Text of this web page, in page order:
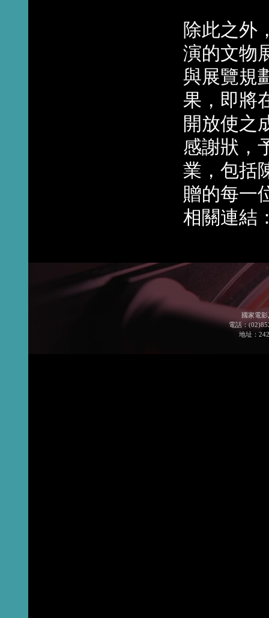
除此之外
演的文物
與展覽規
果，即將
開放使之
感謝狀，
業，包括
贈的每一
相關連結
國家電
電話：
地址：